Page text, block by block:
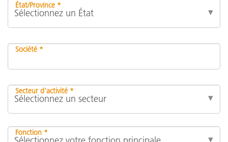
État/Province *
Société *
Secteur d’activité *
Fonction *